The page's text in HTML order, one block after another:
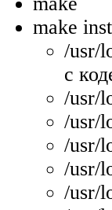
make
/usr/
с
/usr/
/usr/
/usr/
/usr/
/usr/